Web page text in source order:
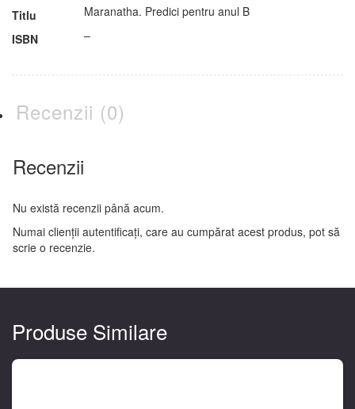
Titlu
Maranatha. Predici pentru anul B
ISBN
–
Recenzii (0)
Recenzii
Nu există recenzii până acum.
Numai clienții autentificați, care au cumpărat acest produs, pot să
scrie o recenzie.
Produse Similare